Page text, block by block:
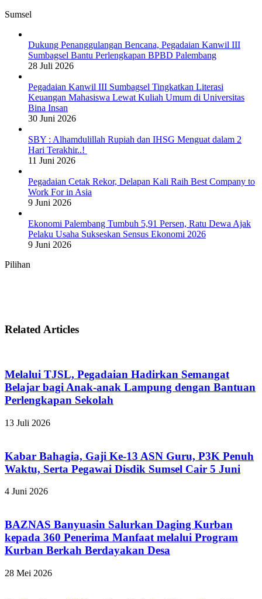
Sumsel
Dukung Penanggulangan Bencana, Pegadaian Kanwil III
Sumbagsel Bantu Perlengkapan BPBD Palembang
28 Juli 2026
Pegadaian Kanwil III Sumbagsel Tingkatkan Literasi
Keuangan Mahasiswa Lewat Kuliah Umum di Universitas
Bina Insan
30 Juni 2026
SBY : Alhamdulillah Rupiah dan IHSG Menguat dalam 2
Hari Terakhir..!
11 Juni 2026
Pegadaian Cetak Rekor, Delapan Kali Raih Best Company to
Work For in Asia
9 Juni 2026
Ekonomi Palembang Tumbuh 5,91 Persen, Ratu Dewa Ajak
Pelaku Usaha Sukseskan Sensus Ekonomi 2026
9 Juni 2026
Pilihan
Related Articles
Melalui TJSL, Pegadaian Hadirkan Semangat
Belajar bagi Anak-anak Lampung dengan Bantuan
Perlengkapan Sekolah
13 Juli 2026
Kabar Bahagia, Gaji Ke-13 ASN Guru, P3K Penuh
Waktu, Serta Pegawai Disdik Sumsel Cair 5 Juni
4 Juni 2026
BAZNAS Banyuasin Salurkan Daging Kurban
kepada 360 Penerima Manfaat melalui Program
Kurban Berkah Berdayakan Desa
28 Mei 2026